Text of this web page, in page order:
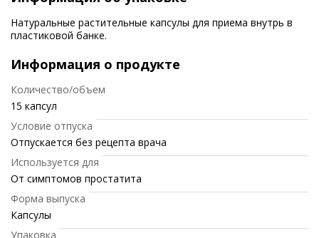
Натуральные растительные капсулы для приема внутрь в
пластиковой банке.
Информация о продукте
Количество/объем
15 капсул
Условие отпуска
Отпускается без рецепта врача
Используется для
От симптомов простатита
Форма выпуска
Капсулы
Упаковка